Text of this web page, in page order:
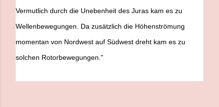
Vermutlich durch die Unebenheit des Juras kam es zu
Wellenbewegungen. Da zusätzlich die Höhenströmung
momentan von Nordwest auf Südwest dreht kam es zu
solchen Rotorbewegungen."